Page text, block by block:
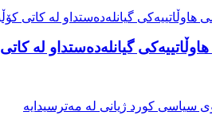
گیانلەدەستداو لە